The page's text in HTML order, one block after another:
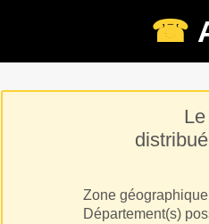
☎
Zone géographique
Département(s)